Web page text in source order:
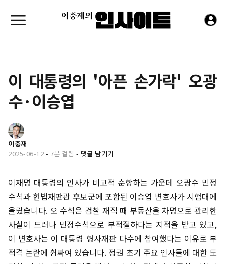
이 대통령의 '아픈 손가락' 오광
수·이승엽
이충재
2025-06-12 - 7분 걸림 - 댓글 남기기
이재명 대통령의 인사가 비교적 순항하는 가운데 오광수 민정
수석과 헌법재판관 후보군에 포함된 이승엽 변호사가 시험대에
올랐습니다. 오 수석은 검찰 재직 때 부동산을 차명으로 관리한
사실이 드러나 민정수석으로 부적절하다는 지적을 받고 있고,
이 변호사는 이 대통령 형사재판 다수에 참여했다는 이유로 부
적격 논란에 휩싸여 있습니다. 정권 초기 주요 인사들에 대한 도